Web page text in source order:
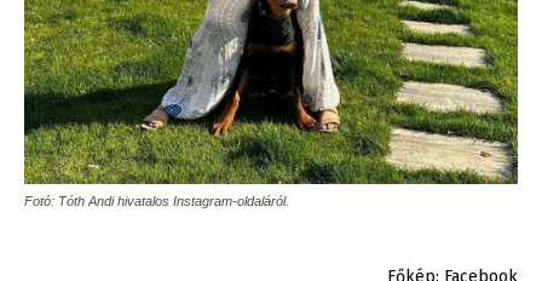
Fotó: Tóth Andi hivatalos Instagram-oldaláról.